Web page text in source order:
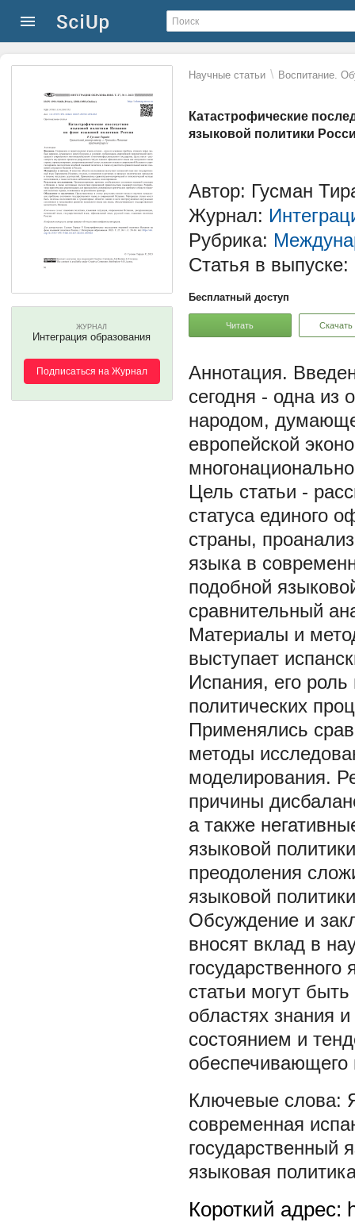
Научные статьи \ Воспитание.
Катастрофические
языковой политики
ЖУРНАЛ
Интеграция образования
Подписаться на Журнал
Автор: Гусман
Журнал:
Рубрика:
Статья в выпуске:
Бесплатный доступ
Читать Скачать
сегодня - одна
народом,
европейской
Цель статьи -
статуса единого
страны,
языка в
подобной
сравнительный
Материалы и
выступает
Испания, его
политических
Применялись
методы
моделирования.
причины
а также
языковой
преодоления
языковой
Обсуждение и
вносят вклад в
статьи могут
областях знания
состоянием и
обеспечивающего
современная
государственный
языковая
Короткий адрес: